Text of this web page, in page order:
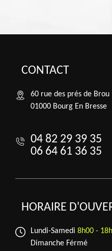
CONTACT
60 rue des prés de Brou
01000 Bourg En Bresse
04 82 29 39 35
06 64 61 36 35
HORAIRE
Lundi-Samedi 8h00 -
Dimanche Férmé